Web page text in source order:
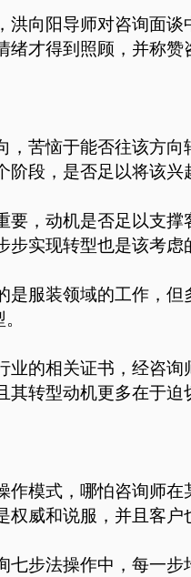
向阳导师对咨询面谈
才得到照顾，并称赞
，苦恼于能否往该方
段，是否足以将该兴
要，动机是否足以支
实现转型也是该考虑
是服装领域的工作，
的相关证书，经咨
转型动机更多在于迫
作模式，哪怕咨询师
威和说服，并且客户
步法操作中，每一